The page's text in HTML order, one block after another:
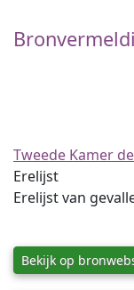
Tweede Kamer
Erelijst
Erelijst van
Bekijk op